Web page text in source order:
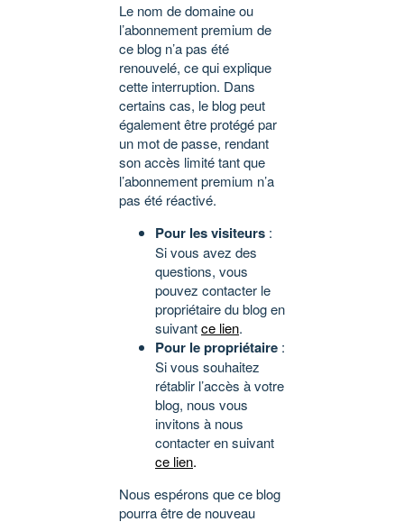
Le nom de domaine ou
l’abonnement premium de
ce blog n’a pas été
renouvelé, ce qui explique
cette interruption. Dans
certains cas, le blog peut
également être protégé par
un mot de passe, rendant
son accès limité tant que
l’abonnement premium n’a
pas été réactivé.
Pour les visiteurs :
Si vous avez des
questions, vous
pouvez contacter le
propriétaire du blog en
suivantce lien.
Pour le propriétaire :
Si vous souhaitez
rétablir l’accès à votre
blog, nous vous
invitons à nous
contacter en suivant
ce lien.
Nous espérons que ce blog
pourra être de nouveau